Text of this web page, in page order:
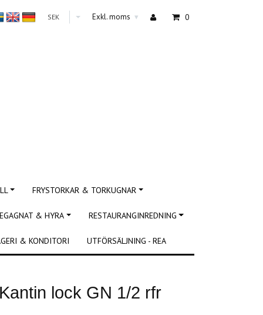
SEK Exkl. moms ▾ 0
FRYSTORKAR & TORKUGNAR
& HYRA RESTAURANGINREDNING
& KONDITORI UTFÖRSÄLJNING - REA
lock GN 1/2 rfr